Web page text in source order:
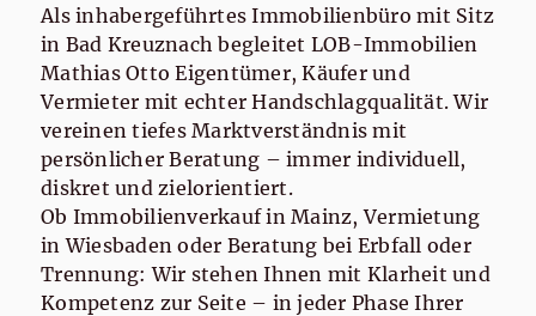
Als inhabergeführtes Immobilienbüro mit Sitz
in Bad Kreuznach begleitet LOB-Immobilien
Mathias Otto Eigentümer, Käufer und
Vermieter mit echter Handschlagqualität. Wir
vereinen tiefes Marktverständnis mit
persönlicher Beratung – immer individuell,
diskret und zielorientiert.
Ob Immobilienverkauf in Mainz, Vermietung
in Wiesbaden oder Beratung bei Erbfall oder
Trennung: Wir stehen Ihnen mit Klarheit und
Kompetenz zur Seite – in jeder Phase Ihrer